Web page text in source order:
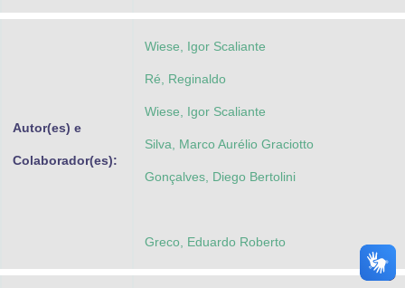
Autor(es) e
Colaborador(es):
Wiese, Igor Scaliante
Ré, Reginaldo
Wiese, Igor Scaliante
Silva, Marco Aurélio Graciotto
Gonçalves, Diego Bertolini
Greco, Eduardo Roberto